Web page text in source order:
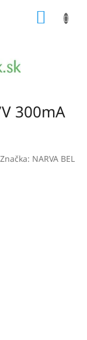
300mA
Značka: NARVA BEL